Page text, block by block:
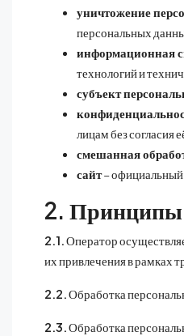
уничтожение
персональных
информационная
технологий и
субъект
лицам без согласия
смешанная
сайт– официальный
2. Принципы
2.1.Оператор
их привлечения в рамках
2.2.Обработка
2.3.Обработка